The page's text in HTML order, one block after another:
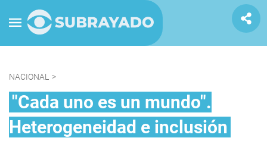
NACIONAL >
"Cada uno es un mundo".
Heterogeneidad e inclusión